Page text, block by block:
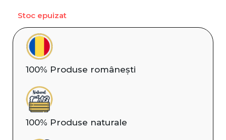
Stoc epuizat
100% Produse românești
100% Produse naturale